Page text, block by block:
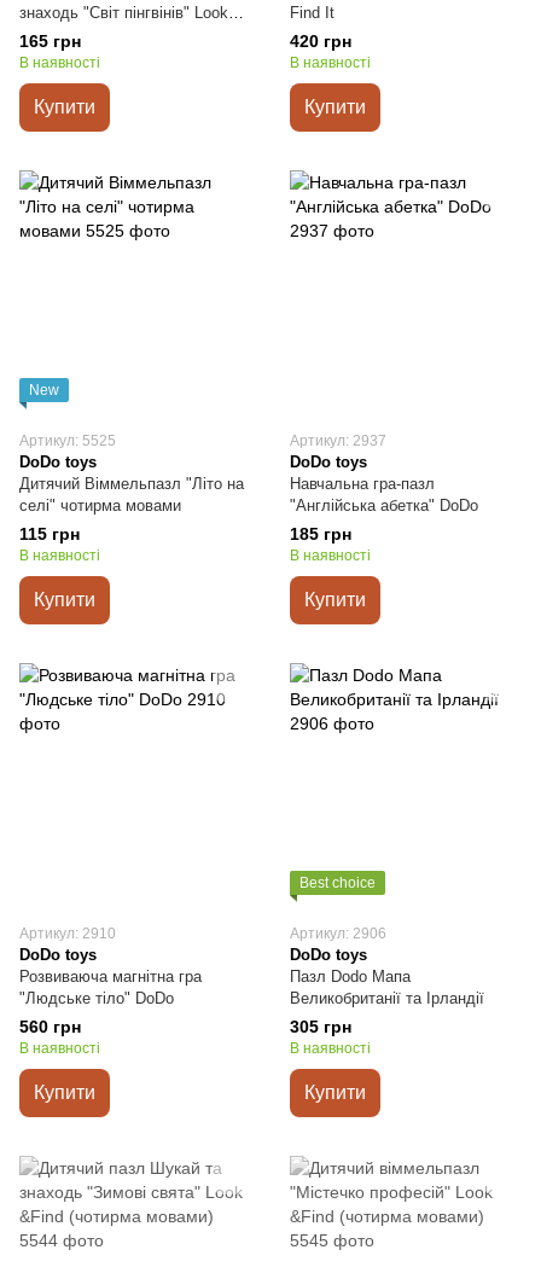
знаходь "Світ пінгвінів" Look
&Find (чотирма мовами)
165 грн
В наявності
Купити
Find It
420 грн
В наявності
Купити
New
Артикул: 5525
DoDo toys
Дитячий Віммельпазл "Літо на
селі" чотирма мовами
115 грн
В наявності
Купити
Артикул: 2937
DoDo toys
Навчальна гра-пазл
"Англійська абетка" DoDo
185 грн
В наявності
Купити
Артикул: 2910
DoDo toys
Розвиваюча магнітна гра
"Людське тіло" DoDo
560 грн
В наявності
Купити
Best choice
Артикул: 2906
DoDo toys
Пазл Dodo Мапа
Великобританії та Ірландії
305 грн
В наявності
Купити